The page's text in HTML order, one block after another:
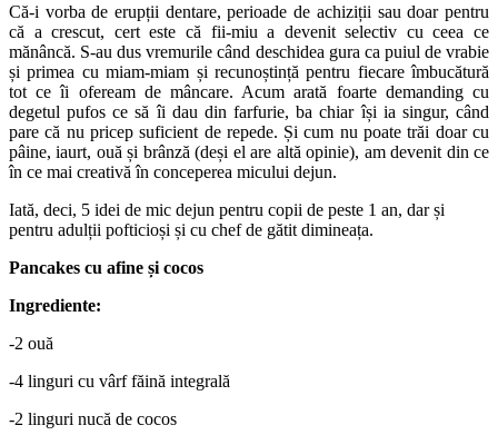
Că-i vorba de erupții dentare, perioade de achiziții sau doar pentru
că a crescut, cert este că fii-miu a devenit selectiv cu ceea ce
mănâncă. S-au dus vremurile când deschidea gura ca puiul de vrabie
și primea cu miam-miam și recunoștință pentru fiecare îmbucătură
tot ce îi ofeream de mâncare. Acum arată foarte demanding cu
degetul pufos ce să îi dau din farfurie, ba chiar își ia singur, când
pare că nu pricep suficient de repede. Și cum nu poate trăi doar cu
pâine, iaurt, ouă și brânză (deși el are altă opinie), am devenit din ce
în ce mai creativă în conceperea micului dejun.
Iată, deci, 5 idei de mic dejun pentru copii de peste 1 an, dar și
pentru adulții pofticioși și cu chef de gătit dimineața.
Pancakes cu afine și cocos
Ingrediente:
-2 ouă
-4 linguri cu vârf făină integrală
-2 linguri nucă de cocos